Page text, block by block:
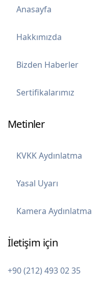
Anasayfa
Hakkımızda
Bizden Haberler
Sertifikalarımız
Metinler
KVKK Aydınlatma
Yasal Uyarı
Kamera Aydınlatma
İletişim için
+90 (212) 493 02 35